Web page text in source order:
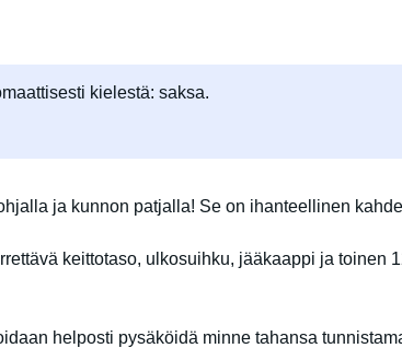
kielestä: saksa.
ja kunnon patjalla! Se on ihanteellinen
keittotaso, ulkosuihku, jääkaappi ja toinen
helposti pysäköidä minne tahansa